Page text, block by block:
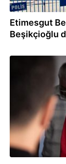
Etimesgut
Beşikçioğlu